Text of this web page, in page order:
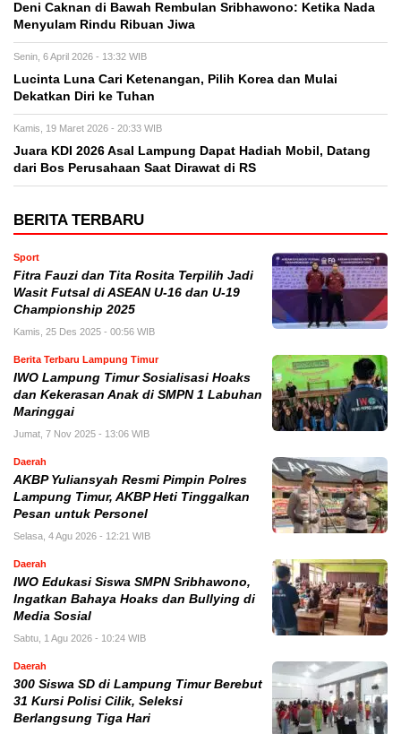
Deni Caknan di Bawah Rembulan Sribhawono: Ketika Nada
Menyulam Rindu Ribuan Jiwa
Senin, 6 April 2026 - 13:32 WIB
Lucinta Luna Cari Ketenangan, Pilih Korea dan Mulai
Dekatkan Diri ke Tuhan
Kamis, 19 Maret 2026 - 20:33 WIB
Juara KDI 2026 Asal Lampung Dapat Hadiah Mobil, Datang
dari Bos Perusahaan Saat Dirawat di RS
BERITA TERBARU
Sport
Fitra Fauzi dan Tita Rosita Terpilih Jadi
Wasit Futsal di ASEAN U-16 dan U-19
Championship 2025
Kamis, 25 Des 2025 - 00:56 WIB
Berita Terbaru Lampung Timur
IWO Lampung Timur Sosialisasi Hoaks
dan Kekerasan Anak di SMPN 1 Labuhan
Maringgai
Jumat, 7 Nov 2025 - 13:06 WIB
Daerah
AKBP Yuliansyah Resmi Pimpin Polres
Lampung Timur, AKBP Heti Tinggalkan
Pesan untuk Personel
Selasa, 4 Agu 2026 - 12:21 WIB
Daerah
IWO Edukasi Siswa SMPN Sribhawono,
Ingatkan Bahaya Hoaks dan Bullying di
Media Sosial
Sabtu, 1 Agu 2026 - 10:24 WIB
Daerah
300 Siswa SD di Lampung Timur Berebut
31 Kursi Polisi Cilik, Seleksi
Berlangsung Tiga Hari